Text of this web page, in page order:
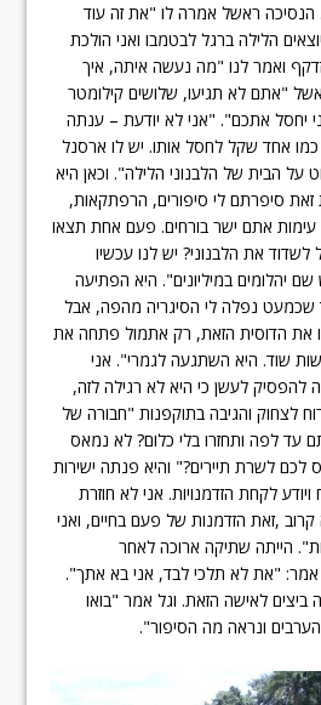
ראשל אמרה לו "את זה עוד
הלילה ברגל לבטמבו ואני הולכת
ואמר לנו "מה נעשה איתה, איך
"אתם לא תגיעו, שלושים קילומטר
יחסל אתכם". "אני לא יודעת – ענתה
אחד שקל לחסל אותו. יש לו ארסנל
על הבית של הלבנוני הלילה". וכאן היא
סיפרתם לי סיפורים, הרפתקאות,
אתם ישר בורחים. פעם אחת תצאו
לשדוד את הלבנוני? יש לנו עכשיו
יהלומים במיליונים". היא הפתיעה
שכמעט נפלה לי הסיגריה מהפה, אבל
את הדוסית הזאת, רק אתמול פתחה את
שוד. היא השתגעה לגמרי". אני
לעשן כי היא לא רגילה לזה,
לצחוק והגיבה בתוקפנות "חבורה של
עד לפה ותחזרו בלי כלום? לא נמאס
לכם לשרת תיירים?" והיא פנתה ישירות
לקחת הזדמנויות. אני לא חוזרת
,זאת הזדמנות של פעם בחיים, ואני
הייתה שתיקה ארוכה לאחר
"את לא תלכי לבד, אני בא אתך".
ביצים לאישה הזאת. וגל אמר "בואו
ונראה מה הסיפור".